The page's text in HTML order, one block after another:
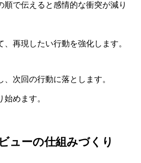
順で伝えると感情的な衝突が減り
再現したい行動を強化します。
次回の行動に落とします。
めます。
ューの仕組みづくり